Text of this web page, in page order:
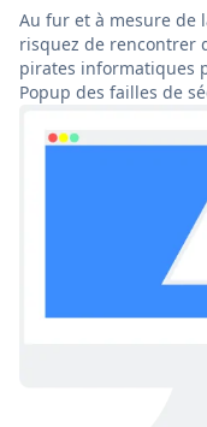
Au fur et à mesure de
risquez de rencontrer
pirates informatiques
Popup des failles de